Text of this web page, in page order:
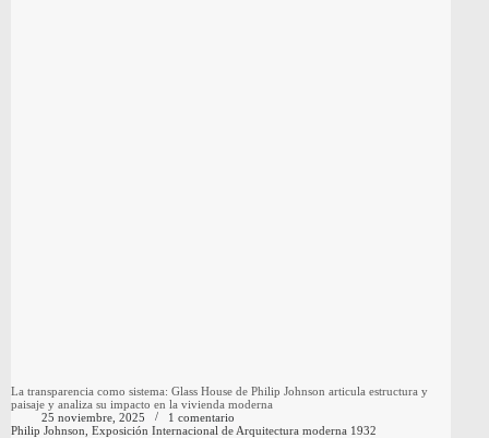
La transparencia como sistema: Glass House de Philip Johnson articula estructura y
paisaje y analiza su impacto en la vivienda moderna
25 noviembre, 2025
1 comentario
Philip Johnson, Exposición Internacional de Arquitectura moderna 1932